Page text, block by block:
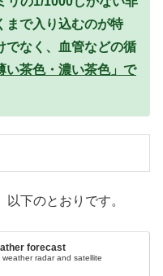
まで入り込むのが特
でなく、血管などの循
い茶色・濃い茶色」で
下のとおりです。
forecast
radar and satellite